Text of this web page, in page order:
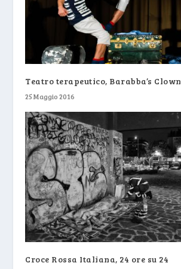
Teatro terapeutico, Barabba’s Clown
25 Maggio 2016
Croce Rossa Italiana, 24 ore su 24